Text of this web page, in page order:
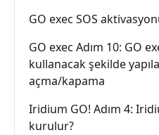
GO exec SOS
GO exec Adım 10: GO
kullanacak şekilde
açma/kapama
Iridium GO! Adım 4:
kurulur?